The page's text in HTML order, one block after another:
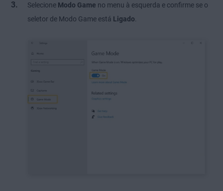
Selecione Modo Game no menu à esquerda e confirme se o
seletor de Modo Game está Ligado